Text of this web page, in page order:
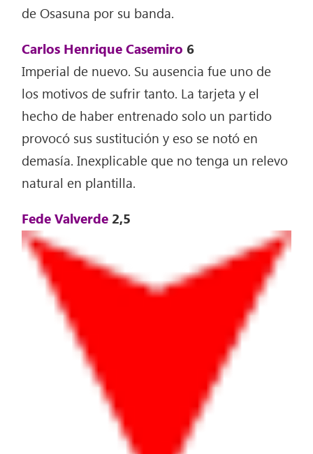
de Osasuna por su banda.
Carlos Henrique Casemiro 6
Imperial de nuevo. Su ausencia fue uno de
los motivos de sufrir tanto. La tarjeta y el
hecho de haber entrenado solo un partido
provocó sus sustitución y eso se notó en
demasía. Inexplicable que no tenga un relevo
natural en plantilla.
Fede Valverde 2,5